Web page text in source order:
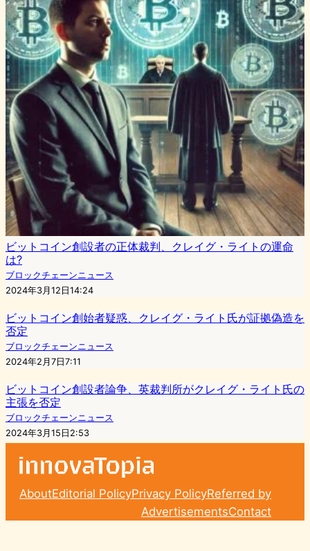
ビットコイン創設者の正体裁判、クレイグ・ライトの運命
は?
ブロックチェーンニュース
2024年3月12日14:24
ビットコイン創始者疑惑、クレイグ・ライト氏が証拠偽造を
否定
ブロックチェーンニュース
2024年2月7日7:11
ビットコイン創設者論争、英裁判所がクレイグ・ライト氏の
主張を否定
ブロックチェーンニュース
2024年3月15日2:53
AboutEditorial PolicyPrivacy PolicyReferred by
AdvertisementsContact